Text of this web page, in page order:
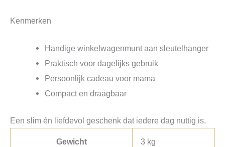
Kenmerken
Handige winkelwagenmunt aan sleutelhanger
Praktisch voor dagelijks gebruik
Persoonlijk cadeau voor mama
Compact en draagbaar
Een slim én liefdevol geschenk dat iedere dag nuttig is.
Gewicht 3 kg